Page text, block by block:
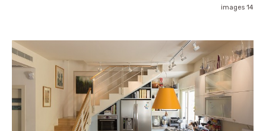
14 images